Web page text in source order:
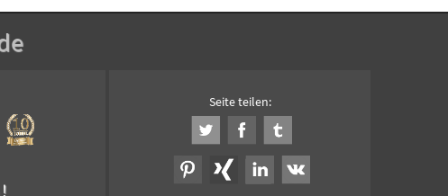
Seite teilen: